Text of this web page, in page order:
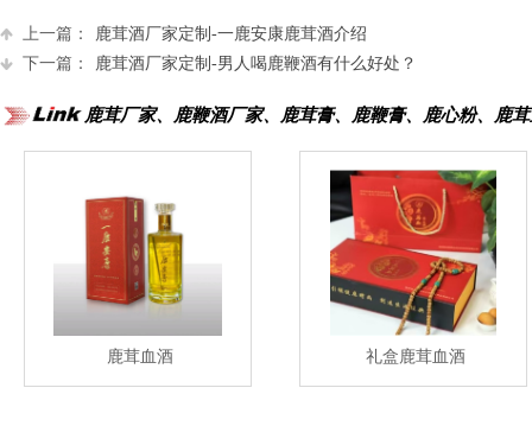
上一篇：
鹿茸酒厂家定制-一鹿安康鹿茸酒介绍
下一篇：
鹿茸酒厂家定制-男人喝鹿鞭酒有什么好处？
鹿茸厂家、鹿鞭酒厂家、鹿茸膏、鹿鞭膏、鹿心粉、鹿
鹿茸血酒 礼盒鹿茸血酒